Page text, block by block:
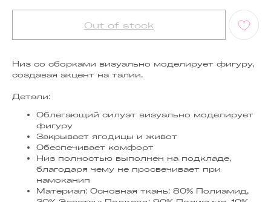
Out of stock
Низ со сборками визуально моделирует фигуру,
создавая акцент на талии.
Детали:
Облегающий силуэт визуально моделирует
фигуру
Закрывает ягодицы и живот
Обеспечивает комфорт
Низ полностью выполнен на подкладе,
благодаря чему не просвечивает при
намоканип
Материал: Основная ткань: 80% Полиамид,